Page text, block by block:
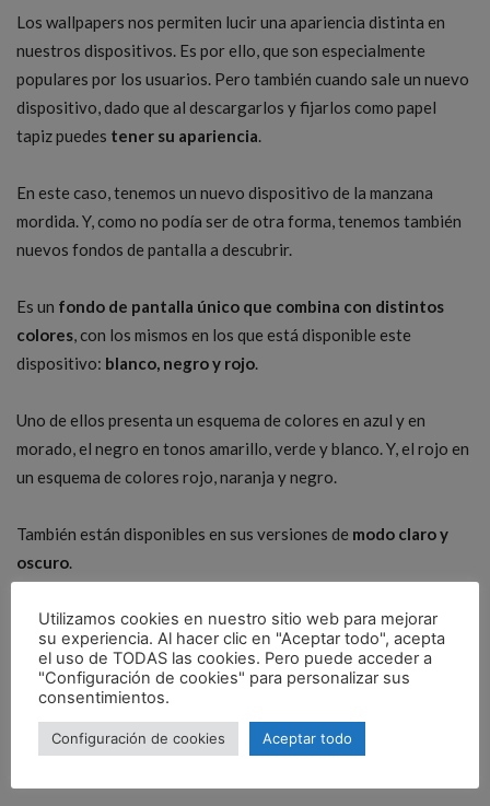
Los wallpapers nos permiten lucir una apariencia distinta en
nuestros dispositivos. Es por ello, que son especialmente
populares por los usuarios. Pero también cuando sale un nuevo
dispositivo, dado que al descargarlos y fijarlos como papel
tapiz puedes tener su apariencia
En este caso, tenemos un nuevo dispositivo de la manzana
mordida. Y, como no podía ser de otra forma, tenemos también
nuevos fondos de pantalla a descubrir.
Es un fondo de pantalla único que combina con distintos
colores , con los mismos en los que está disponible este
dispositivo: blanco, negro y rojo
Uno de ellos presenta un esquema de colores en azul y en
morado, el negro en tonos amarillo, verde y blanco. Y, el rojo en
un esquema de colores rojo, naranja y negro.
También están disponibles en sus versiones de modo claro y
oscuro
Para descargar los fondos de pantalla del iPhone SE 2020
simplemente entra en el siguiente enlace y bájalos uno a uno.
Solo tienes queguardarlos y establecerlos como fondos de
pantalla.
Descargar|9to5Mac
Utilizamos cookies en nuestro sitio web para mejorar
su experiencia. Al hacer clic en "Aceptar todo", acepta
el uso de TODAS las cookies. Pero puede acceder a
"Configuración de cookies" para personalizar sus
consentimientos.
Configuración de cookies Aceptar todo